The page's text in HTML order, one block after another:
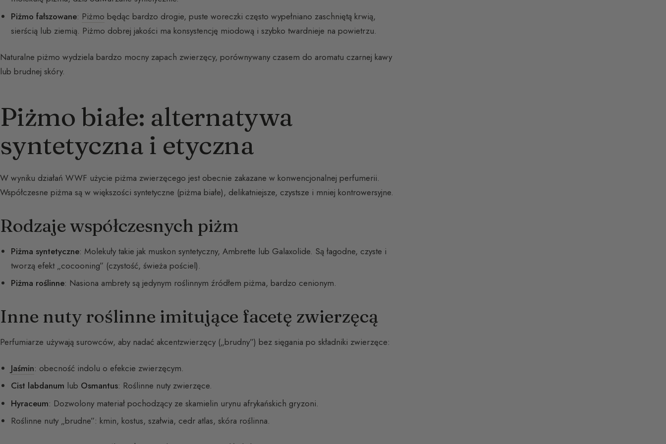
Piżmo fałszowane: Piżmo będąc bardzo drogie, puste woreczki często wypełniano zaschniętą krwią,
sierścią lub ziemią. Piżmo dobrej jakości ma konsystencję miodową i szybko twardnieje na powietrzu.
Naturalne piżmo wydziela bardzo mocny zapach zwierzęcy, porównywany czasem do aromatu czarnej kawy
lub brudnej skóry.
Piżmo białe: alternatywa
syntetyczna i etyczna
W wyniku działań WWF użycie piżma zwierzęcego jest obecnie zakazane w konwencjonalnej perfumerii.
Współczesne piżma są w większości syntetyczne (piżma białe), delikatniejsze, czystsze i mniej kontrowersyjne.
Rodzaje współczesnych piżm
Piżma syntetyczne: Molekuły takie jak muskon syntetyczny, Ambrette lub Galaxolide. Są łagodne, czyste i
tworzą efekt „cocooning” (czystość, świeża pościel).
Piżma roślinne: Nasiona ambrety są jedynym roślinnym źródłem piżma, bardzo cenionym.
Inne nuty roślinne imitujące facetę zwierzęcą
Perfumiarze używają surowców, aby nadać akcentzwierzęcy („brudny”) bez sięgania po składniki zwierzęce:
Jaśmin: obecność indolu o efekcie zwierzęcym.
Cist labdanum lub Osmantus: Roślinne nuty zwierzęce.
Hyraceum: Dozwolony materiał pochodzący ze skamielin urynu afrykańskich gryzoni.
Roślinne nuty „brudne”: kmin, kostus, szałwia, cedr atlas, skóra roślinna.